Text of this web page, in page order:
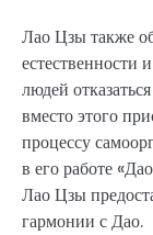
Лао Цзы также
естественности
людей
вместо этого
процессу
в его работе
Лао Цзы
гармонии с Дао.